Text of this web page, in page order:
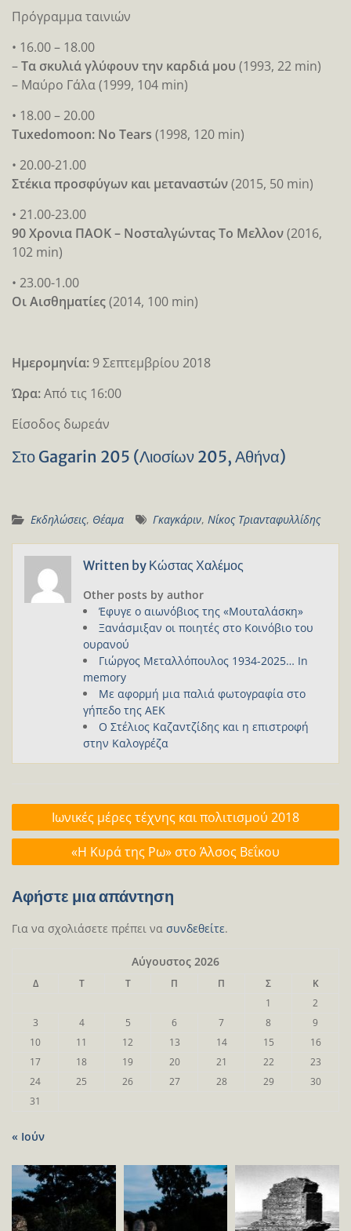
Πρόγραμμα ταινιών
• 16.00 – 18.00
–Τα σκυλιά γλύφουν την καρδιά μου (1993, 22 min)
– Μαύρο Γάλα (1999, 104 min)
• 18.00 – 20.00
Tuxedomoon: No Tears (1998, 120 min)
• 20.00-21.00
Στέκια προσφύγων και μεταναστών(2015, 50 min)
• 21.00-23.00
90 Χρονια ΠΑΟΚ – Νοσταλγώντας Το Μελλον(2016,
102 min)
• 23.00-1.00
Οι Αισθηματίες(2014, 100 min)
Ημερομηνία: 9 Σεπτεμβρίου 2018
Ώρα:Από τις 16:00
Είσοδος δωρεάν
Στο Gagarin 205 (Λιοσίων 205, Αθήνα)
Εκδηλώσεις, Θέαμα Γκαγκάριν, Νίκος Τριανταφυλλίδης
Written by Κώστας Χαλέμος
Other posts by author
Έφυγε ο αιωνόβιος της «Μουταλάσκη»
Ξανάσμιξαν οι ποιητές στο Κοινόβιο του
ουρανού
Γιώργος Μεταλλόπουλος 1934-2025… In
memory
Με αφορμή μια παλιά φωτογραφία στο
γήπεδο της ΑΕΚ
Ο Στέλιος Καζαντζίδης και η επιστροφή
στην Καλογρέζα
Πλοήγηση
άρθρων
Ιωνικές μέρες τέχνης και πολιτισμού 2018
«Η Κυρά της Ρω» στο Άλσος Βεΐκου
Αφήστε μια απάντηση
Για να σχολιάσετε πρέπει να συνδεθείτε.
Αύγουστος 2026
Δ Τ Τ Π Π Σ
Κ
1
2
3
4 5 6 7 8
9
10
11 12 13 14 15
16
17
18 19 20 21 22
23
24
25 26 27 28 29
30
31
« Ιούν